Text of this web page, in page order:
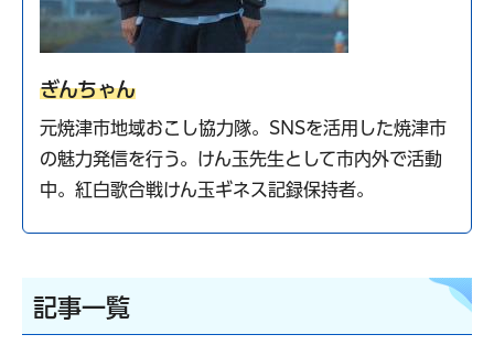
ぎんちゃん
元焼津市地域おこし協力隊。SNSを活用した焼津市
の魅力発信を行う。けん玉先生として市内外で活動
中。紅白歌合戦けん玉ギネス記録保持者。
記事一覧